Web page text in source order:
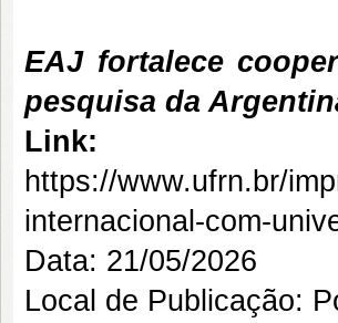
EAJ fortalece
pesquisa da
Link:
https://www.ufrn.br/
internacional-com-
Data: 21/05/2026
Local de Publicação: